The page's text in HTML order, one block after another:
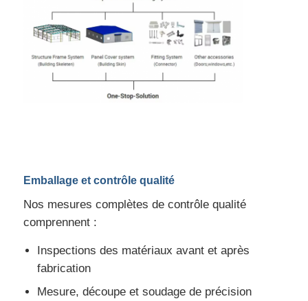
Emballage et contrôle qualité
Nos mesures complètes de contrôle qualité
comprennent :
Inspections des matériaux avant et après
fabrication
Mesure, découpe et soudage de précision